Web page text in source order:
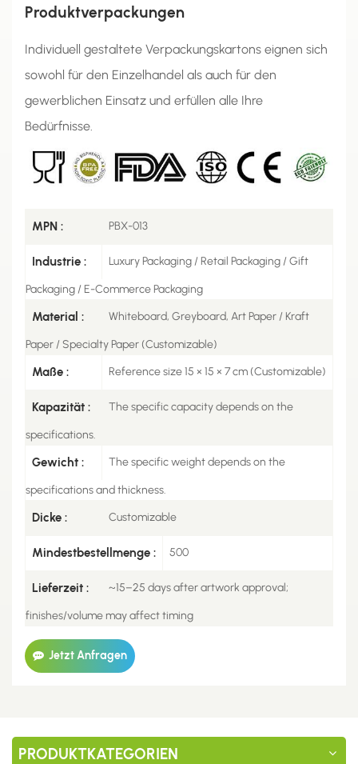
Produktverpackungen
Individuell gestaltete Verpackungskartons eignen sich
sowohl für den Einzelhandel als auch für den
gewerblichen Einsatz und erfüllen alle Ihre
Bedürfnisse.
MPN : PBX-013
Industrie : Luxury Packaging / Retail Packaging / Gift
Packaging / E-Commerce Packaging
Material : Whiteboard, Greyboard, Art Paper / Kraft
Paper / Specialty Paper (Customizable)
Maße : Reference size 15 × 15 × 7 cm (Customizable)
Kapazität : The specific capacity depends on the
specifications.
Gewicht : The specific weight depends on the
specifications and thickness.
Dicke : Customizable
Mindestbestellmenge : 500
Lieferzeit : ~15–25 days after artwork approval;
finishes/volume may affect timing
Jetzt Anfragen
PRODUKTKATEGORIEN